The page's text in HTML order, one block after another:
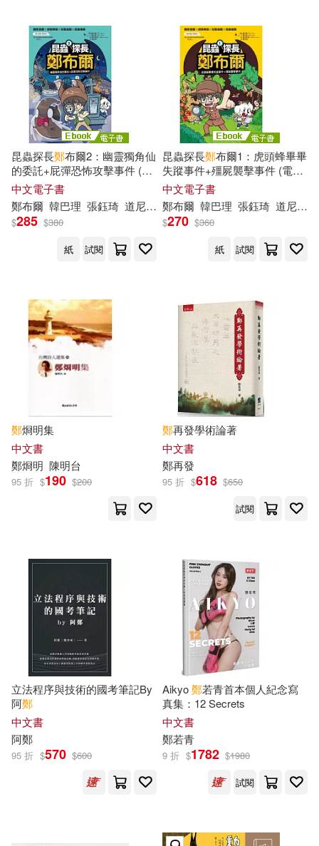
梅貝爾(12)
理不尽な孫の手(12)
百田尚樹(12) 石地(12)
神坂ひなの(12)
約翰．史坦貝克(12) 耳根(12)
郭泰(12) 鄭倖伃(12)
鄭嘉盈(12)
鄭定歐(12) 鄭惠美(12)
鄭晃二(12) 鄭津津(12)
鄭葭(12) 鄭驍鋒(12)
骨神(12)
君嶋かほる(11) 夏来唯(11)
奈維爾‧艾斯特力(11)
彭緒洛(11) 楊奕成(11)
永井すみれ(11)
中央編譯出版社(38)
大塊文化(38) 寂天(38)
新星出版社(38) 複刻文化(38)
上海譯文出版社(37)
中州古籍出版社(37)
威向(37)
西南交通大學出版社(37)
スクウェア・エニックス(36)
元照出版(36) 校園書房(36)
上海三聯書店(35)
湖北美術出版社(35)
藍襪子出版社(35)
西南財經大學出版社(35)
上海外語教育出版社(34)
國立臺灣大學出版中心(34)
大象出版社(34)
浙江人民美術出版社(34)
昆蟲探長鄭布爾2：幽靈獨角仙
的委託+屁彈恐怖攻擊事件 (電
子書)
中文電子書
鄭布爾 韓巴理 張鈺琦 道尼家族
$285 $380
紙
試閱
昆蟲探長鄭布爾1：虎頭蜂畢畢
失蹤事件+殭屍襲擊事件 (電子
書)
中文電子書
鄭布爾 韓巴理 張鈺琦 道尼家族
$270 $360
紙
試閱
鄭烱明集
中文書
鄭烱明 陳明台
95 折 $190 $200
鄭再發學術論著
中文書
鄭再發
95 折 $618 $650
試閱
立法程序與技術的國考筆記By
阿鄭
中文書
阿鄭
95 折 $570 $600
Aikyo鄭若青首本個人紀念寫
真集：12 Secrets
中文書
鄭若青
9 折 $1782 $1980
試閱